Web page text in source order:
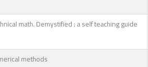
math. Demystified : a self teaching guide
methods